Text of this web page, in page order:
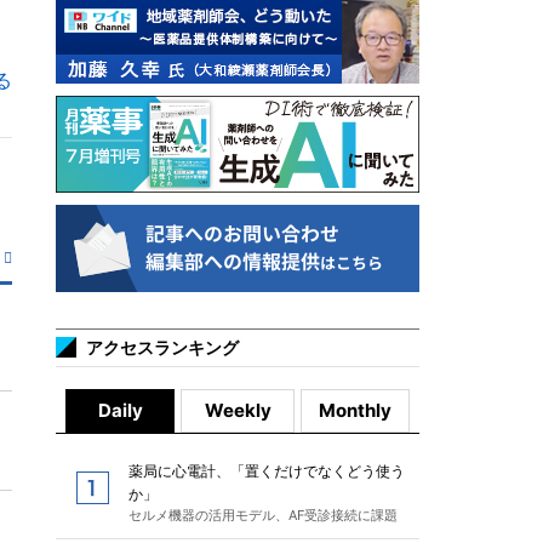
アクセスランキング
Daily Weekly Monthly
薬局に心電計、「置くだけでなくどう使う
か」
セルメ機器の活用モデル、AF受診接続に課題